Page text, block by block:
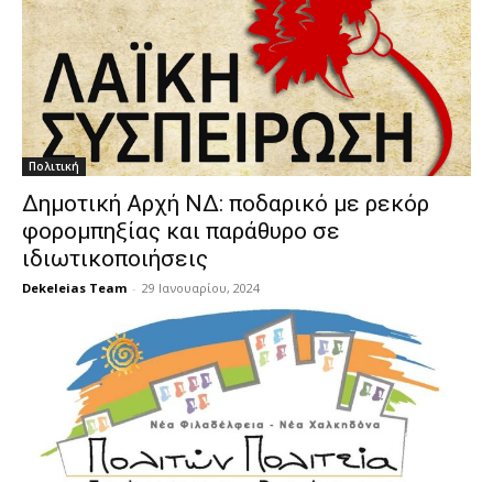
Πολιτική
Δημοτική Αρχή ΝΔ: ποδαρικό με ρεκόρ
φορομπηξίας και παράθυρο σε
ιδιωτικοποιήσεις
Dekeleias Team - 29 Ιανουαρίου, 2024